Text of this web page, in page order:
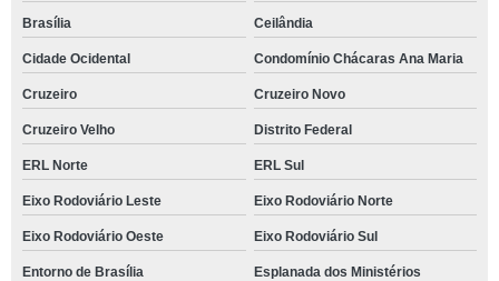
Brasília Ceilândia
Cidade Ocidental Condomínio Chácaras Ana Maria
Cruzeiro Cruzeiro Novo
Cruzeiro Velho Distrito Federal
ERL Norte ERL Sul
Eixo Rodoviário Leste Eixo Rodoviário Norte
Eixo Rodoviário Oeste Eixo Rodoviário Sul
Entorno de Brasília Esplanada dos Ministérios